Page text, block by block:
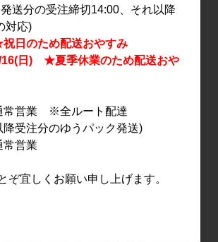
Sour
SODA TIME EMOT(エモ
3,400円
送分の受注締切14:00、それ以降
対応)
日のため配送おやすみ
16(日) ★夏季休業のため配送おや
営業 ※全ルート配達
降受注分のゆうパック発送)
営業
ぞ宜しくお願い申し上げます。